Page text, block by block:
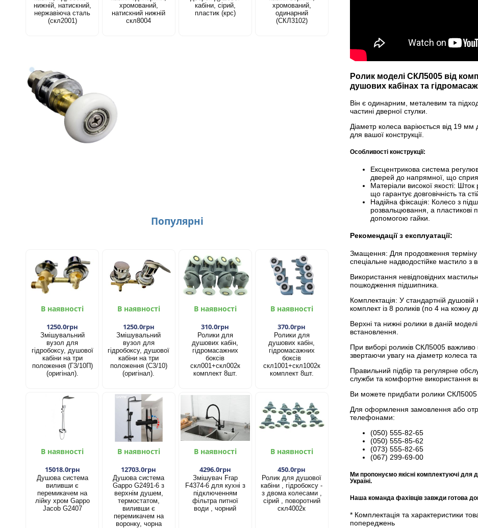
нижній, натискний,
нержавіюча сталь
(скл2001)
хромований,
натискний нижній
скл8004
кабіни, сірий,
пластик (крс)
хромований,
одинарний
(СКЛ3102)
Популярнi
В наявності
1250.0грн
Змішувальний
вузол для
гідробоксу, душової
кабіни на три
положення (Г3/10П)
(оригінал).
В наявності
1250.0грн
Змішувальний
вузол для
гідробоксу, душової
кабіни на три
положення (С3/10)
(оригінал).
В наявності
310.0грн
Ролики для
душових кабін,
гідромасажних
боксів
скл001+скл002к
комплект 8шт.
В наявності
370.0грн
Ролики для
душових кабін,
гідромасажних
боксів
скл1001+скл1002к
комплект 8шт.
В наявності
15018.0грн
Душова система
виливши є
перемикачем на
лійку хром Gappo
Jacob G2407
В наявності
12703.0грн
Душова система
Gappo G2491-6 з
верхнім душем,
термостатом,
виливши є
перемикачем на
воронку, чорна
В наявності
4296.0грн
Змішувач Frap
F4374-6 для кухні з
підключенням
фільтра питної
води , чорний
В наявності
450.0грн
Ролик для душової
кабіни , гідробоксу -
з двома колесами ,
сірий , поворотний
скл4002к
Ролик моделі СКЛ5005 від
душових кабінах та
Він є одинарним, металевим та
частині дверної стулки.
Діаметр колеса варіюється від 19
для вашої конструкції.
Особливості конструкції:
Ексцентрикова система
дверей до напрямної, що
Матеріали високої якості: Шток
що гарантує довговічність та
Надійна фіксація: Колесо з
розвальцювання, а пластикові
допомогою гайки.
Рекомендації з експлуатації:
Змащення: Для продовження терміну
спеціальне надводостійке мастило з
Використання невідповідних
пошкодження підшипника.
Комплектація: У стандартній
комплект із 8 роликів (по 4 на кожну
Верхні та нижні ролики в даній
встановлення.
При виборі роликів СКЛ5005 важливо
звертаючи увагу на діаметр колеса та
Правильний підбір та регулярне
служби та комфортне використання
Ви можете придбати ролики
Для оформлення замовлення або
телефонами:
(050) 555-82-65
(050) 555-85-62
(073) 555-82-65
(067) 299-69-00
Ми пропонуємо якісні комплектуючі для
Україні.
Наша команда фахівців завжди готова
* Комплектація та характеристики
попереджень